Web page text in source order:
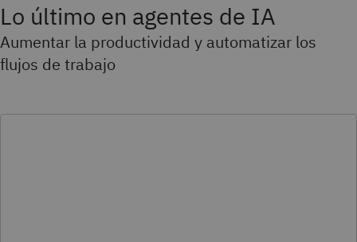
Lo último en agentes de IA
Aumentar la productividad y automatizar los
flujos de trabajo